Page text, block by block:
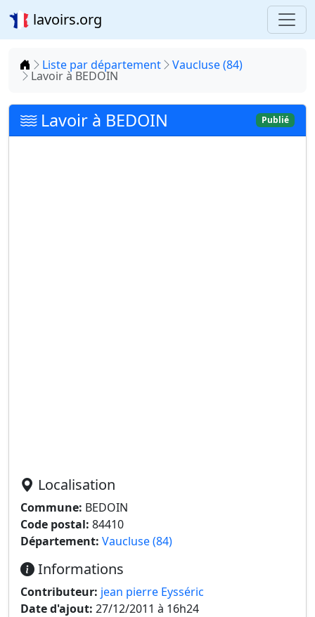
lavoirs.org
Accueil
Liste par département Vaucluse (84)
Lavoir à BEDOIN
Lavoir à BEDOIN Publié
Localisation
Commune: BEDOIN
Code postal: 84410
Département: Vaucluse (84)
Informations
Contributeur: jean pierre Eysséric
Date d'ajout: 27/12/2011 à 16h24